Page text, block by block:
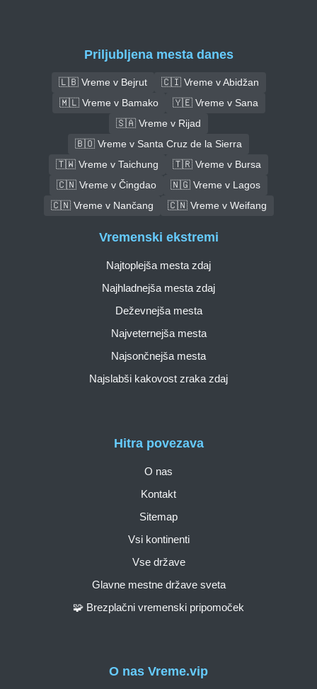
Priljubljena mesta danes
🇱🇧 Vreme v Bejrut
🇨🇮 Vreme v Abidžan
🇲🇱 Vreme v Bamako
🇾🇪 Vreme v Sana
🇸🇦 Vreme v Rijad
🇧🇴 Vreme v Santa Cruz de la Sierra
🇹🇼 Vreme v Taichung
🇹🇷 Vreme v Bursa
🇨🇳 Vreme v Čingdao
🇳🇬 Vreme v Lagos
🇨🇳 Vreme v Nančang
🇨🇳 Vreme v Weifang
O nas Vreme.vip
Hitra povezava
O nas
Kontakt
Sitemap
Vsi kontinenti
Vse države
Glavne mestne države sveta
🧩 Brezplačni vremenski pripomoček
Vremenski ekstremi
Najtoplejša mesta zdaj
Najhladnejša mesta zdaj
Deževnejša mesta
Najveternejša mesta
Najsončnejša mesta
Najslabši kakovost zraka zdaj